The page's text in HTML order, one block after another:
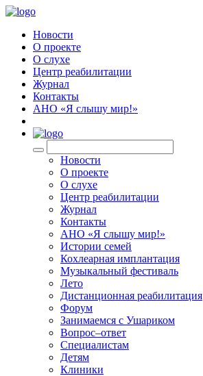
Новости
О проекте
О слухе
Центр реабилитации
Журнал
Контакты
АНО «Я слышу мир!»
Новости
О проекте
О слухе
Центр реабилитации
Журнал
Контакты
АНО «Я слышу мир!»
Истории семей
Кохлеарная имплантация
Музыкальный фестиваль
Лето
Дистанционная реабилитация
Форум
Занимаемся с Ушариком
Вопрос–ответ
Специалистам
Детям
Клиники